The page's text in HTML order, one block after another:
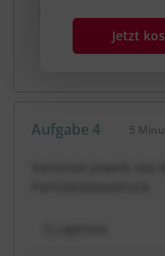
Jetzt
Aufgabe 4 Dauer:
5